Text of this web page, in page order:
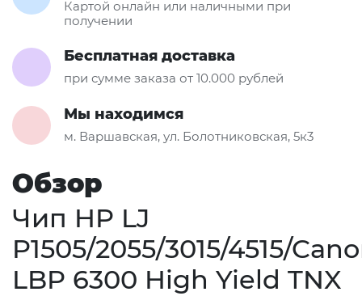
Картой онлайн или наличными при
получении
Бесплатная доставка
при сумме заказа от 10.000 рублей
Мы находимся
м. Варшавская, ул. Болотниковская, 5к3
Обзор
Чип HP LJ
P1505/2055/3015/4515/
LBP 6300 High Yield TNX